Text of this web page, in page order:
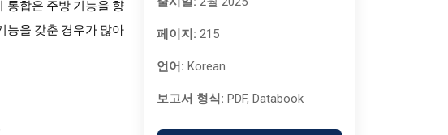
통합은 주방 기능을 향
능을 갖춘 경우가 많아
페이지: 215
언어: Korean
보고서 형식: PDF, Databook